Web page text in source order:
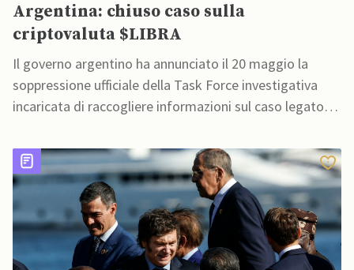
Argentina: chiuso caso sulla
criptovaluta $LIBRA
Il governo argentino ha annunciato il 20 maggio la
soppressione ufficiale della Task Force investigativa
incaricata di raccogliere informazioni sul caso legato